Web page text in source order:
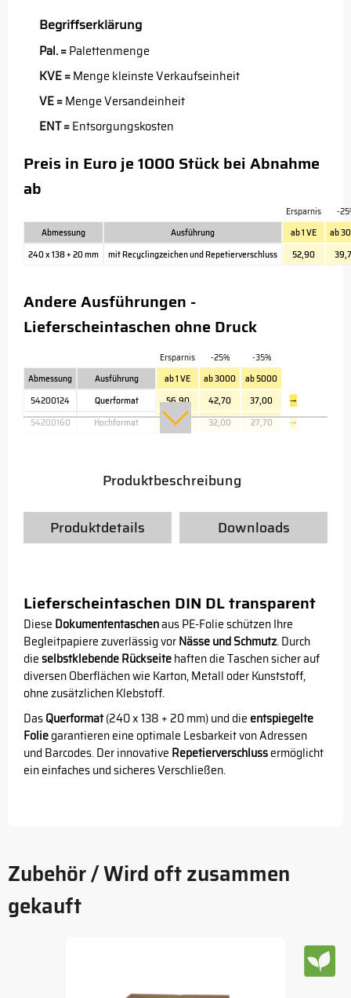
Begriffserklärung
Pal. =Palettenmenge
KVE =Menge kleinste Verkaufseinheit
VE =Menge Versandeinheit
ENT =Entsorgungskosten
Preis in Euro je 1000 Stück bei Abnahme
ab
Ersparnis
-
Abmessung
Ausführung ab 1 VE
ab
240 x 138 + 20 mm
mit Recyclingzeichen und Repetierverschluss 52,90
Andere Ausführungen -
Lieferscheintaschen ohne Druck
Ersparnis -25%
-35%
Abmessung
Ausführung ab 1 VE ab 3000
ab 5000
54200124
Querformat 56,90 42,70 37,00
→
54200160
Hochformat 42,60 32,00 27,70 →
Produktbeschreibung
Produktdetails Downloads
Lieferscheintaschen DIN DL transparent
Diese Dokumententaschenaus PE-Folie schützen Ihre
Begleitpapiere zuverlässig vorNässe und Schmutz. Durch
dieselbstklebende Rückseitehaften die Taschen sicher auf
diversen Oberflächen wie Karton, Metall oder Kunststoff,
ohne zusätzlichen Klebstoff.
DasQuerformat(240 x 138 + 20 mm) und die entspiegelte
Foliegarantieren eine optimale Lesbarkeit von Adressen
und Barcodes. Der innovative Repetierverschlussermöglicht
ein einfaches und sicheres Verschließen.
Zubehör / Wird oft zusammen
gekauft